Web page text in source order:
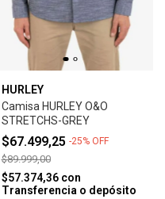
HURLEY
Camisa HURLEY O&O
STRETCHS-GREY
$67.499,25 -25% OFF
$89.999,00
$57.374,36 con
Transferencia o depósito